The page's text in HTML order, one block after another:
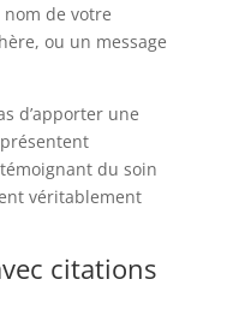
de votre
ou un message
d’apporter une
du soin
véritablement
citations